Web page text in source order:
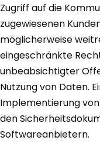
Zugriff auf die
zugewiesenen
möglicherweise
eingeschränkte
unbeabsichtigter
Nutzung von Daten.
Implementierung
den
Softwareanbietern.